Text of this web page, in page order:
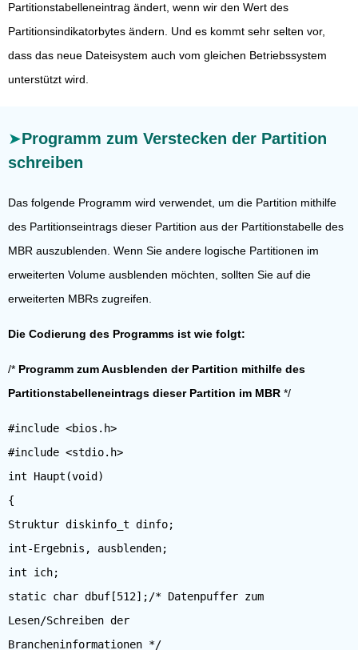
Partitionstabelleneintrag ändert, wenn wir den Wert des
Partitionsindikatorbytes ändern. Und es kommt sehr selten vor,
dass das neue Dateisystem auch vom gleichen Betriebssystem
unterstützt wird.
Programm zum Verstecken der Partition
schreiben
Das folgende Programm wird verwendet, um die Partition mithilfe
des Partitionseintrags dieser Partition aus der Partitionstabelle des
MBR auszublenden. Wenn Sie andere logische Partitionen im
erweiterten Volume ausblenden möchten, sollten Sie auf die
erweiterten MBRs zugreifen.
Die Codierung des Programms ist wie folgt:
/* Programm zum Ausblenden der Partition mithilfe des
Partitionstabelleneintrags dieser Partition im MBR */
#include <bios.h>
#include <stdio.h>
int Haupt(void)
{
Struktur diskinfo_t dinfo;
int-Ergebnis, ausblenden;
int ich;
static char dbuf[512];/* Datenpuffer zum
Lesen/Schreiben der
Brancheninformationen */